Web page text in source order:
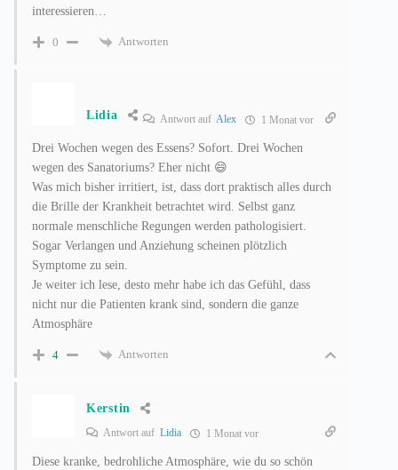
interessieren…
0 Antworten
Lidia Antwort auf Alex 1 Monat vor
Drei Wochen wegen des Essens? Sofort. Drei Wochen
wegen des Sanatoriums? Eher nicht 😄
Was mich bisher irritiert, ist, dass dort praktisch alles durch
die Brille der Krankheit betrachtet wird. Selbst ganz
normale menschliche Regungen werden pathologisiert.
Sogar Verlangen und Anziehung scheinen plötzlich
Symptome zu sein.
Je weiter ich lese, desto mehr habe ich das Gefühl, dass
nicht nur die Patienten krank sind, sondern die ganze
Atmosphäre
4 Antworten
Kerstin
Antwort auf Lidia 1 Monat vor
Diese kranke, bedrohliche Atmosphäre, wie du so schön